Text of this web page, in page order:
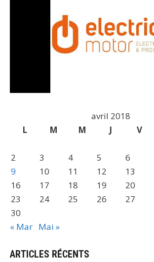
avril 2018
L
M M J V
2
3 4 5 6
9
10 11 12 13
16
17 18 19 20
23
24 25 26 27
30
« Mar Mai »
ARTICLES RÉCENTS